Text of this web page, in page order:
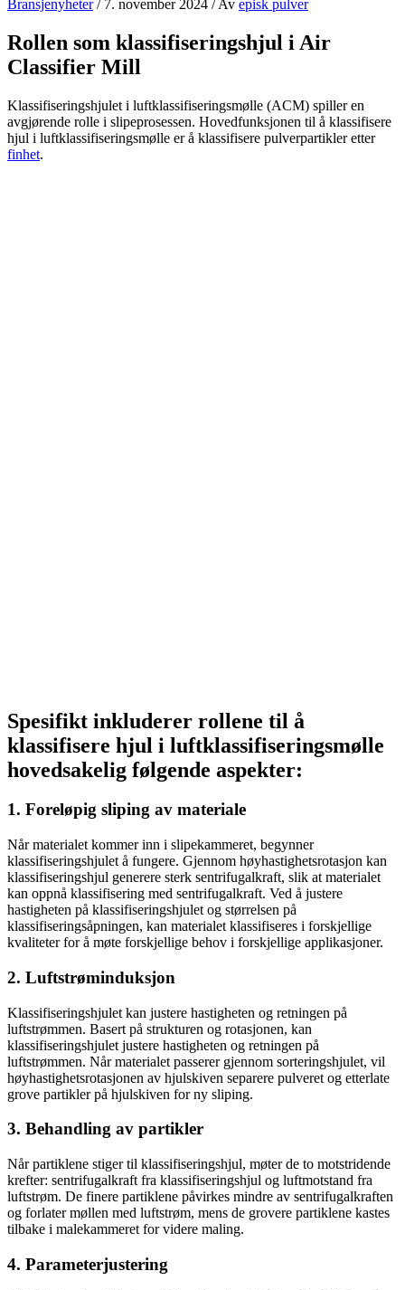
Bransjenyheter/ 7. november 2024 / Av episk pulver
Rollen som klassifiseringshjul i Air
Classifier Mill
Klassifiseringshjulet i luftklassifiseringsmølle (ACM) spiller en
avgjørende rolle i slipeprosessen. Hovedfunksjonen til å klassifisere
hjul i luftklassifiseringsmølle er å klassifisere pulverpartikler etter
finhet.
Spesifikt inkluderer rollene til å
klassifisere hjul i luftklassifiseringsmølle
hovedsakelig følgende aspekter:
1. Foreløpig sliping av materiale
Når materialet kommer inn i slipekammeret, begynner
klassifiseringshjulet å fungere. Gjennom høyhastighetsrotasjon kan
klassifiseringshjul generere sterk sentrifugalkraft, slik at materialet
kan oppnå klassifisering med sentrifugalkraft. Ved å justere
hastigheten på klassifiseringshjulet og størrelsen på
klassifiseringsåpningen, kan materialet klassifiseres i forskjellige
kvaliteter for å møte forskjellige behov i forskjellige applikasjoner.
2. Luftstrøminduksjon
Klassifiseringshjulet kan justere hastigheten og retningen på
luftstrømmen. Basert på strukturen og rotasjonen, kan
klassifiseringshjulet justere hastigheten og retningen på
luftstrømmen. Når materialet passerer gjennom sorteringshjulet, vil
høyhastighetsrotasjonen av hjulskiven separere pulveret og etterlate
grove partikler på hjulskiven for ny sliping.
3. Behandling av partikler
Når partiklene stiger til klassifiseringshjul, møter de to motstridende
krefter: sentrifugalkraft fra klassifiseringshjul og luftmotstand fra
luftstrøm. De finere partiklene påvirkes mindre av sentrifugalkraften
og forlater møllen med luftstrøm, mens de grovere partiklene kastes
tilbake i malekammeret for videre maling.
4. Parameterjustering